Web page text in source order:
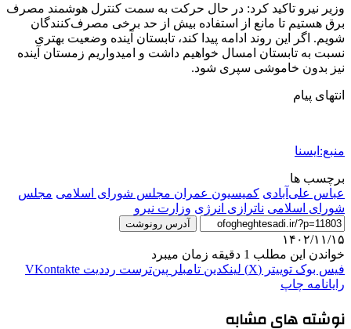
وزیر نیرو تاکید کرد: در حال حرکت به سمت کنترل هوشمند مصرف
برق هستیم تا مانع از استفاده بیش از حد برخی مصرف‌کنندگان
شویم. اگر این روند ادامه پیدا کند، تابستان آینده وضعیت بهتری
نسبت به تابستان امسال خواهیم داشت و امیدواریم زمستان آینده
نیز بدون خاموشی سپری شود.
انتهای پیام
منبع:ایسنا
برچسب ها
عباس علی‌آبادی کمیسیون عمران مجلس شورای اسلامی مجلس
شورای اسلامی ناترازی انرژی وزارت نیرو
آدرس رونوشت
۱۴۰۲/۱۱/۱۵
خواندن این مطلب 1 دقیقه زمان میبرد
فیس بوک توییتر (X) لینکدین ‫تامبلر ‫پین‌ترست ‫رددیت ‫VKontakte
رایانامه چاپ
نوشته های مشابه